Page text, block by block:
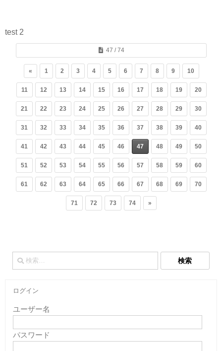
test 2
47 / 74
« 1 2 3 4 5 6 7 8 9 10
11 12 13 14 15 16 17 18 19 20
21 22 23 24 25 26 27 28 29 30
31 32 33 34 35 36 37 38 39 40
41 42 43 44 45 46 47 48 49 50
51 52 53 54 55 56 57 58 59 60
61 62 63 64 65 66 67 68 69 70
71 72 73 74 »
検
索:
ログイン
ユーザー名
パスワード